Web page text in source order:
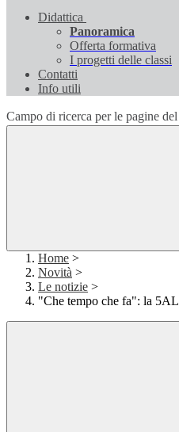
Didattica
Panoramica
Offerta formativa
I progetti delle classi
Contatti
Info utili
Campo di ricerca per le pagine
Home >
Novità >
Le notizie >
"Che tempo che fa": la